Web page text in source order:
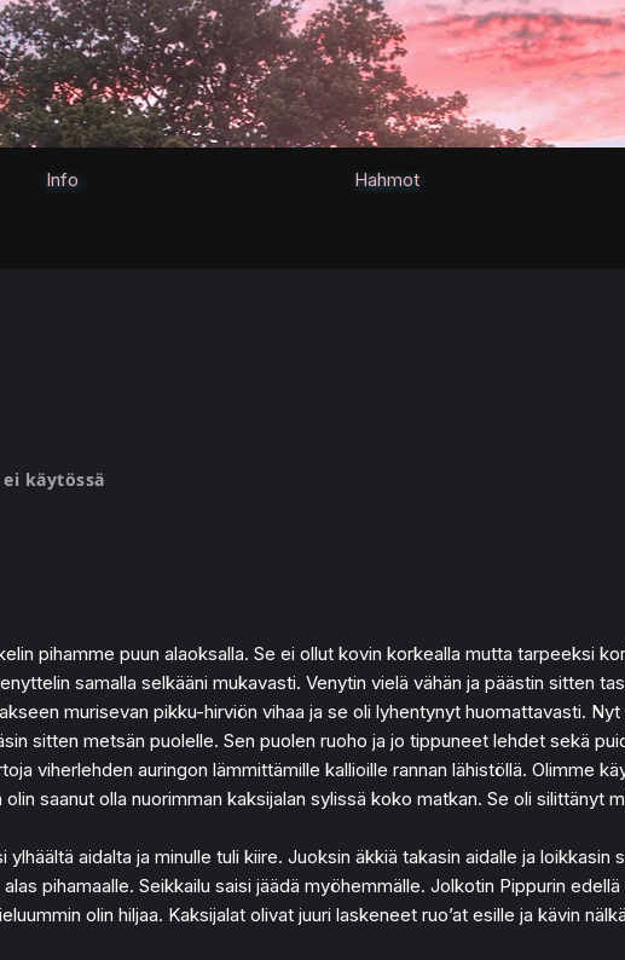
Info Hahmot
käytössä
pihamme puun alaoksalla. Se ei ollut kovin korkealla mutta tarpeeksi
samalla selkääni mukavasti. Venytin vielä vähän ja päästin sitten
murisevan pikku-hirviön vihaa ja se oli lyhentynyt huomattavasti.
sitten metsän puolelle. Sen puolen ruoho ja jo tippuneet lehdet sekä
viherlehden auringon lämmittämille kallioille rannan lähistöllä. Olimme
saanut olla nuorimman kaksijalan sylissä koko matkan. Se oli silittänyt
ylhäältä aidalta ja minulle tuli kiire. Juoksin äkkiä takasin aidalle ja loikkasin
pihamaalle. Seikkailu saisi jäädä myöhemmälle. Jolkotin Pippurin
olin hiljaa. Kaksijalat olivat juuri laskeneet ruo’at esille ja kävin